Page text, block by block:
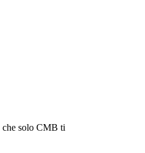
che solo CMB ti